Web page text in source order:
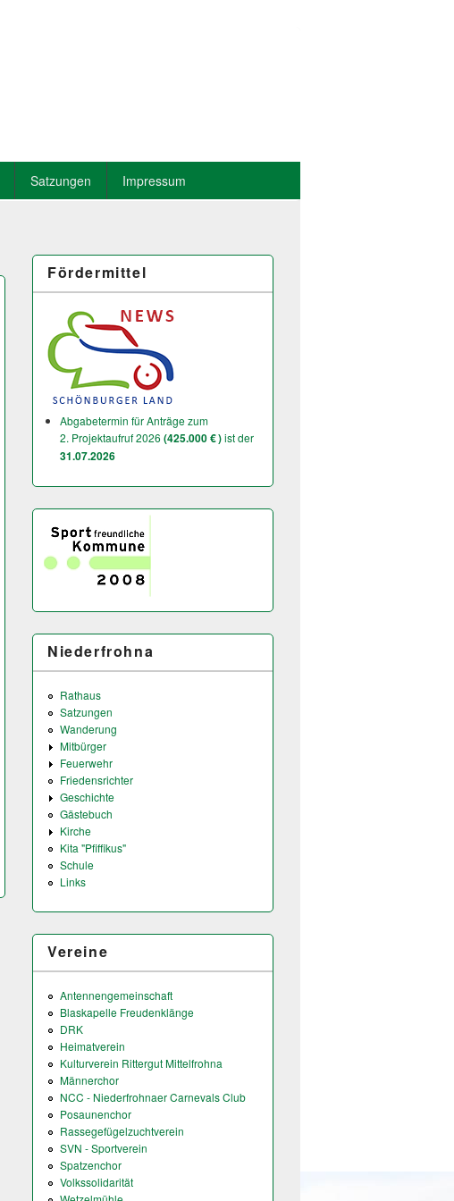
Satzungen Impressum
Fördermittel
Abgabetermin für Anträge zum
2. Projektaufruf 2026 (425.000 € )ist der
31.07.2026
Niederfrohna
Rathaus
Satzungen
Wanderung
Mitbürger
Feuerwehr
Friedensrichter
Geschichte
Gästebuch
Kirche
Kita "Pfiffikus"
Schule
Links
Vereine
Antennengemeinschaft
Blaskapelle Freudenklänge
DRK
Heimatverein
Kulturverein Rittergut Mittelfrohna
Männerchor
NCC - Niederfrohnaer Carnevals Club
Posaunenchor
Rassegefügelzuchtverein
SVN - Sportverein
Spatzenchor
Volkssolidarität